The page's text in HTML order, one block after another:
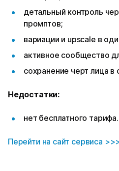
детальный контроль
промптов;
вариации и upscale в
активное сообщество
сохранение черт лица в
Недостатки:
нет бесплатного тарифа.
Перейти на сайт сервиса